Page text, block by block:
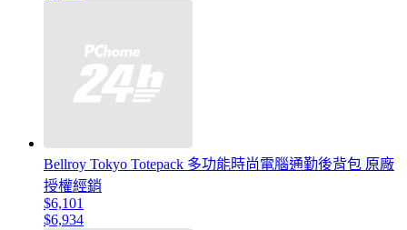
Bellroy Tokyo Totepack 多功能時尚電腦通勤後背包 原廠
授權經銷
$6,101
$6,934